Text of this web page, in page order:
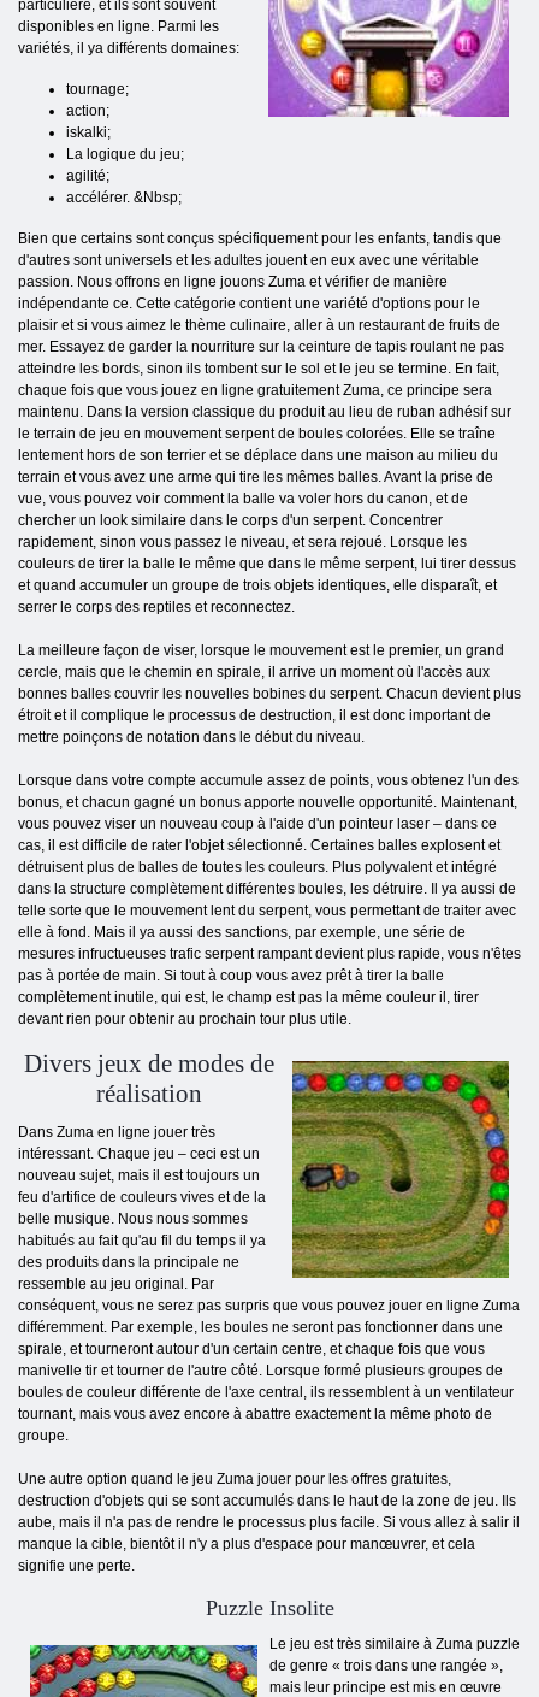
particulière, et ils sont souvent
disponibles en ligne. Parmi les
variétés, il ya différents domaines:
tournage;
action;
iskalki;
La logique du jeu;
agilité;
accélérer. &Nbsp;
Bien que certains sont conçus spécifiquement pour les enfants, tandis que
d'autres sont universels et les adultes jouent en eux avec une véritable
passion. Nous offrons en ligne jouons Zuma et vérifier de manière
indépendante ce. Cette catégorie contient une variété d'options pour le
plaisir et si vous aimez le thème culinaire, aller à un restaurant de fruits de
mer. Essayez de garder la nourriture sur la ceinture de tapis roulant ne pas
atteindre les bords, sinon ils tombent sur le sol et le jeu se termine. En fait,
chaque fois que vous jouez en ligne gratuitement Zuma, ce principe sera
maintenu. Dans la version classique du produit au lieu de ruban adhésif sur
le terrain de jeu en mouvement serpent de boules colorées. Elle se traîne
lentement hors de son terrier et se déplace dans une maison au milieu du
terrain et vous avez une arme qui tire les mêmes balles. Avant la prise de
vue, vous pouvez voir comment la balle va voler hors du canon, et de
chercher un look similaire dans le corps d'un serpent. Concentrer
rapidement, sinon vous passez le niveau, et sera rejoué. Lorsque les
couleurs de tirer la balle le même que dans le même serpent, lui tirer dessus
et quand accumuler un groupe de trois objets identiques, elle disparaît, et
serrer le corps des reptiles et reconnectez.
La meilleure façon de viser, lorsque le mouvement est le premier, un grand
cercle, mais que le chemin en spirale, il arrive un moment où l'accès aux
bonnes balles couvrir les nouvelles bobines du serpent. Chacun devient plus
étroit et il complique le processus de destruction, il est donc important de
mettre poinçons de notation dans le début du niveau.
Lorsque dans votre compte accumule assez de points, vous obtenez l'un des
bonus, et chacun gagné un bonus apporte nouvelle opportunité. Maintenant,
vous pouvez viser un nouveau coup à l'aide d'un pointeur laser – dans ce
cas, il est difficile de rater l'objet sélectionné. Certaines balles explosent et
détruisent plus de balles de toutes les couleurs. Plus polyvalent et intégré
dans la structure complètement différentes boules, les détruire. Il ya aussi de
telle sorte que le mouvement lent du serpent, vous permettant de traiter avec
elle à fond. Mais il ya aussi des sanctions, par exemple, une série de
mesures infructueuses trafic serpent rampant devient plus rapide, vous n'êtes
pas à portée de main. Si tout à coup vous avez prêt à tirer la balle
complètement inutile, qui est, le champ est pas la même couleur il, tirer
devant rien pour obtenir au prochain tour plus utile.
Divers jeux de modes de
réalisation
Dans Zuma en ligne jouer très
intéressant. Chaque jeu – ceci est un
nouveau sujet, mais il est toujours un
feu d'artifice de couleurs vives et de la
belle musique. Nous nous sommes
habitués au fait qu'au fil du temps il ya
des produits dans la principale ne
ressemble au jeu original. Par
conséquent, vous ne serez pas surpris que vous pouvez jouer en ligne Zuma
différemment. Par exemple, les boules ne seront pas fonctionner dans une
spirale, et tourneront autour d'un certain centre, et chaque fois que vous
manivelle tir et tourner de l'autre côté. Lorsque formé plusieurs groupes de
boules de couleur différente de l'axe central, ils ressemblent à un ventilateur
tournant, mais vous avez encore à abattre exactement la même photo de
groupe.
Une autre option quand le jeu Zuma jouer pour les offres gratuites,
destruction d'objets qui se sont accumulés dans le haut de la zone de jeu. Ils
aube, mais il n'a pas de rendre le processus plus facile. Si vous allez à salir il
manque la cible, bientôt il n'y a plus d'espace pour manœuvrer, et cela
signifie une perte.
Puzzle Insolite
Le jeu est très similaire à Zuma puzzle
de genre « trois dans une rangée »,
mais leur principe est mis en œuvre